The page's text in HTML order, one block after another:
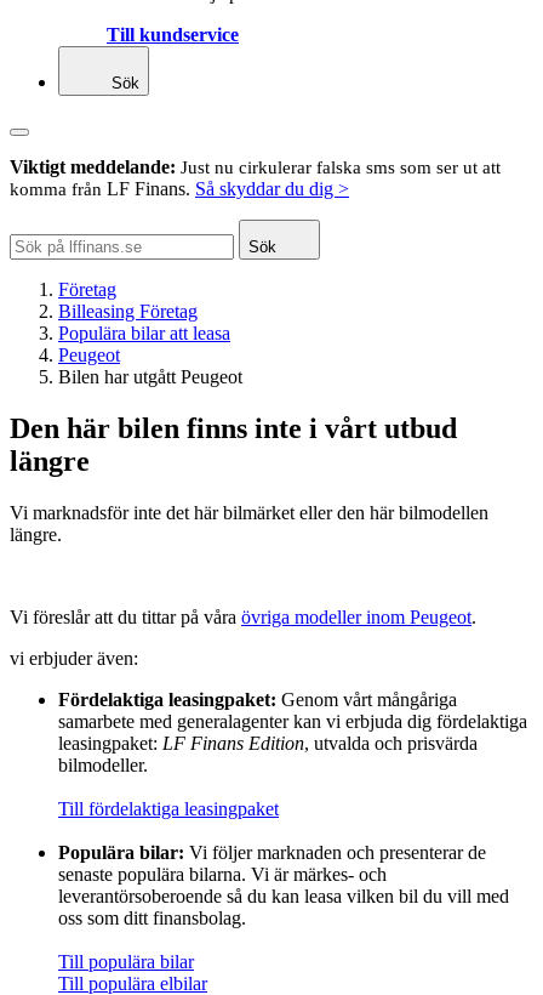
Till kundservice
Sök
Viktigt meddelande: Just nu cirkulerar falska sms som ser ut att
komma från LF Finans. Så skyddar du dig >
Sök
Företag
Billeasing Företag
Populära bilar att leasa
Peugeot
Bilen har utgått Peugeot
Den här bilen finns inte i vårt utbud
längre
Vi marknadsför inte det här bilmärket eller den här bilmodellen
längre.
Vi föreslår att du tittar på våra övriga modeller inom Peugeot.
vi erbjuder även:
Fördelaktiga leasingpaket: Genom vårt mångåriga
samarbete med generalagenter kan vi erbjuda dig fördelaktiga
leasingpaket: LF Finans Edition, utvalda och prisvärda
bilmodeller.
Till fördelaktiga leasingpaket
Populära bilar: Vi följer marknaden och presenterar de
senaste populära bilarna. Vi är märkes- och
leverantörsoberoende så du kan leasa vilken bil du vill med
oss som ditt finansbolag.
Till populära bilar
Till populära elbilar